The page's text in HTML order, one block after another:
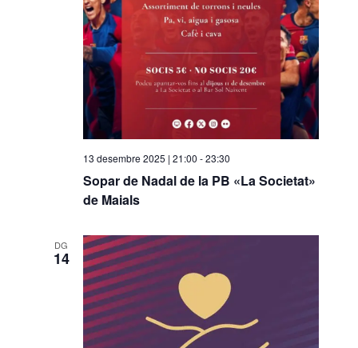
Sopar de Nadal de la PB «La Societat»
de Maials
13 desembre 2025 | 21:00 -23:30
DG
14